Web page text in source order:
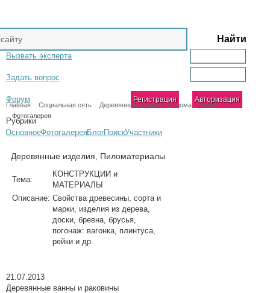
Регистрация
Вызвать эксперта
Задать вопрос
Форум
Рубрики
Главная Социальная сеть
Деревянные изделия, Пиломатериалы
Фотогалерея
ОсновноеФотогалереяБлогПоискУчастники
Деревянные изделия, Пиломатериалы
Тема:
КОНСТРУКЦИИ и
МАТЕРИАЛЫ
Описание: Свойства древесины, сорта и
марки, изделия из дерева,
доски, бревна, брусья,
погонаж: вагонка, плинтуса,
рейки и др.
21.07.2013
Деревянные ванны и раковины